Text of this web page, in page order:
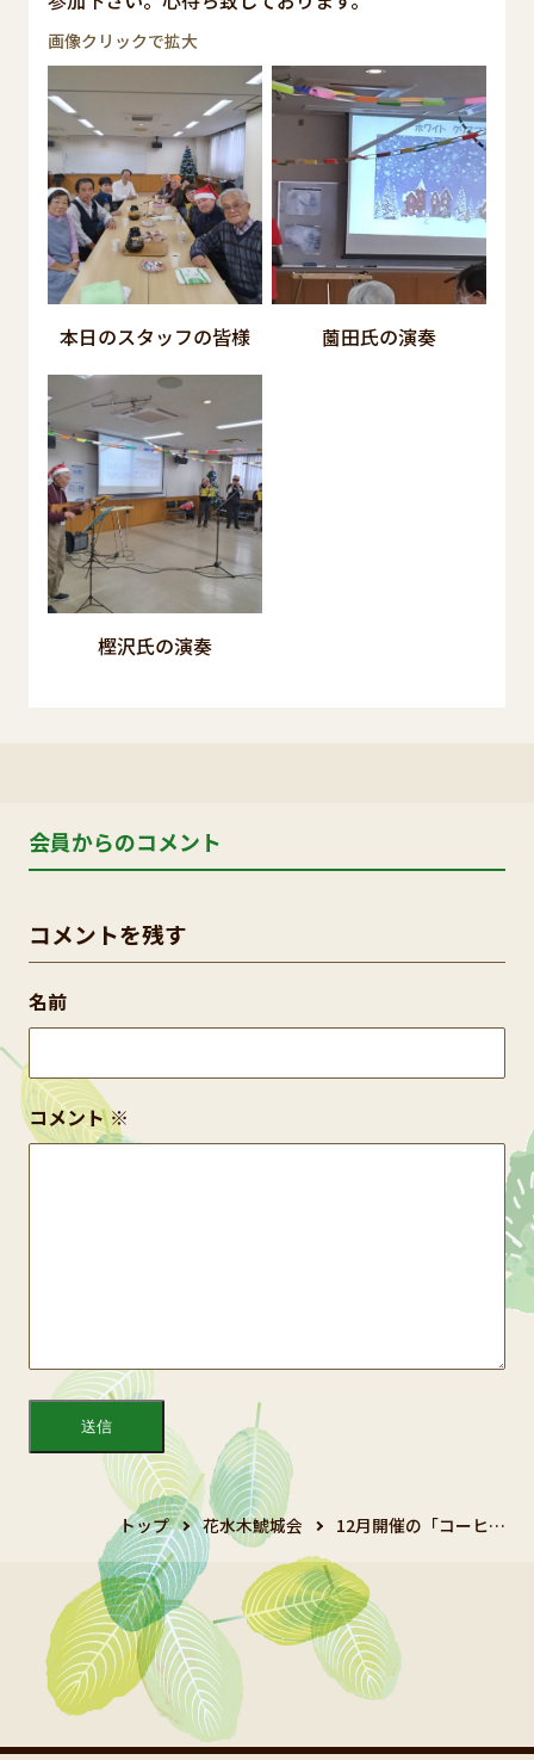
画像クリックで拡大
本日のスタッフの皆様 薗田氏の演奏
樫沢氏の演奏
会員からのコメント
コメントを残す
コメント※
名前
トップ 花水木鯱城会 12月開催の「コーヒ…